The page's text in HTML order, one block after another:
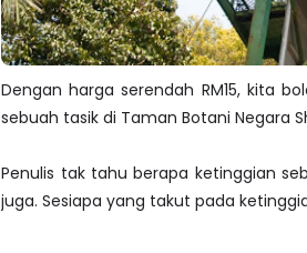
Dengan harga serendah RM15, kita
sebuah tasik di Taman Botani Negara
Penulis tak tahu berapa ketinggian
juga. Sesiapa yang takut pada